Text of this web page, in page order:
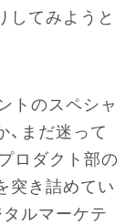
してみようと
トのスペシャ
、まだ迷って
ロダクト部の
突き詰めてい
タルマーケテ